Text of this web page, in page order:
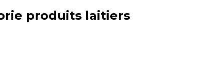
produits laitiers